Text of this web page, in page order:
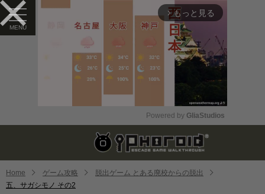
arrow_forward_ios もっと見る
Mute
Powered by GliaStudios
Home ゲーム攻略
脱出ゲーム とある廃校からの脱出
五、サガシモノ その2